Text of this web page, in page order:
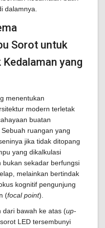
dalamnya.
Sorot untuk
yang
menentukan
modern terletak
buatan
Sebuah ruangan yang
jika tidak ditopang
yang dikalkulasi
bukan sekadar berfungsi
melainkan bertindak
kognitif pengunjung
(focal point).
dari bawah ke atas (up-
LED tersembunyi